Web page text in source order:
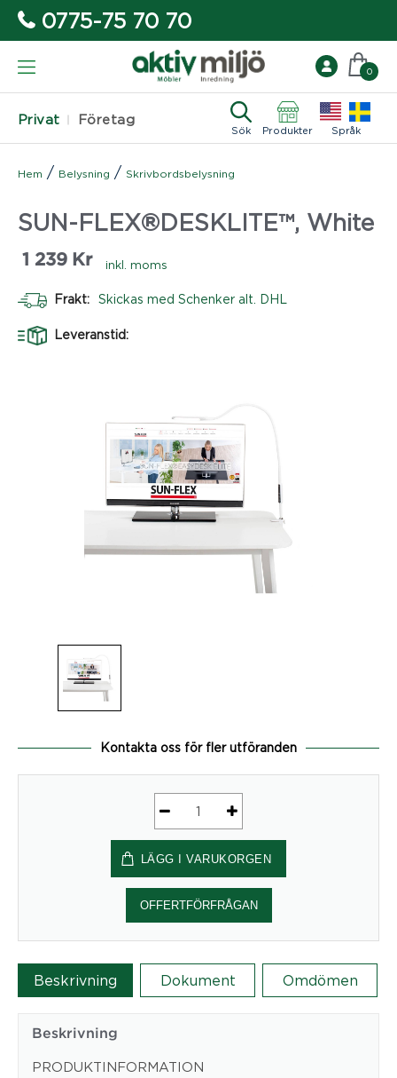
0775-75 70 70
Privat Företag
Sök Produkter Språk
0
Hem / Belysning / Skrivbordsbelysning
SUN-FLEX®DESKLITE™, White
1 239 Kr inkl. moms
Frakt: Skickas med Schenker alt. DHL
Leveranstid:
Kontakta oss för fler utföranden
FLEX®DESKLITE™,
White
mängd
LÄGG I VARUKORGEN
OFFERTFÖRFRÅGAN
Beskrivning Dokument Omdömen
Beskrivning
PRODUKTINFORMATION